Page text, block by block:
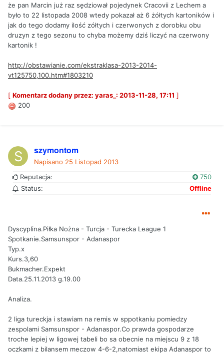
że pan Marcin już raz sędziował pojedynek Cracovii z Lechem a
było to 22 listopada 2008 wtedy pokazał aż 6 żółtych kartoników i
jak do tego dodamy ilość zółtych i czerwonych z dorobku obu
druzyn z tego sezonu to chyba możemy dziś liczyć na czerwony
kartonik !
http://obstawianie.com/ekstraklasa-2013-2014-
vt125750,100.htm#1803210
[ Komentarz dodany przez: yaras_: 2013-11-28, 17:11 ]
200
szymontom
Napisano 25 Listopad 2013
Reputacja:
750
Status:
Offline
Dyscyplina.Piłka Nożna - Turcja - Turecka League 1
Spotkanie.Samsunspor - Adanaspor
Typ.x
Kurs.3,60
Bukmacher.Expekt
Data.25.11.2013 g.19.00
Analiza.
2 liga tureckja i stawiam na remis w sppotkaniu pomiedzy
zespolami Samsunspor - Adanaspor.Co prawda gospodarze
troche lepiej w ligowej tabeli bo sa obecnie na miejscu 9 z 18
oczkami z bilansem meczow 4-6-2,natomiast ekipa Adanaspor to